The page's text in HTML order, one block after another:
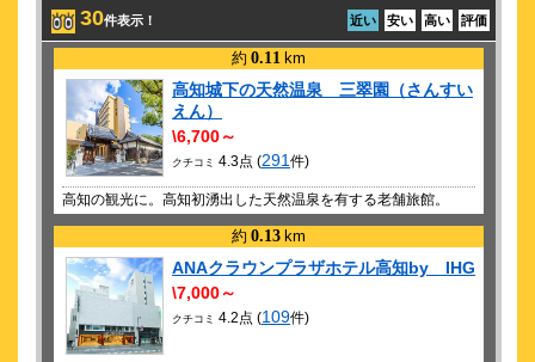
30件表示！ 近い 安い 高い 評価
約 0.11 km
高知城下の天然温泉 三翠園（さんすい
えん）
\6,700～
クチコミ 4.3点 (291 件)
高知の観光に。高知初湧出した天然温泉を有する老舗旅館。
約 0.13 km
ANAクラウンプラザホテル高知by IHG
\7,000～
クチコミ 4.2点 (109件)